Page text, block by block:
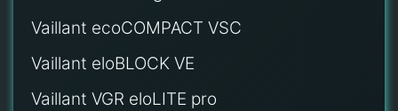
Vaillant ecoCOMPACT VSC
Vaillant eloBLOCK VE
Vaillant VGR eloLITE pro